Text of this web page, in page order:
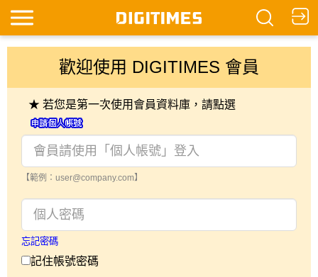
歡迎使用 DIGITIMES 會員
★ 若您是第一次使用會員資料庫，請點選
【範例：user@company.com】
忘記密碼
記住帳號密碼